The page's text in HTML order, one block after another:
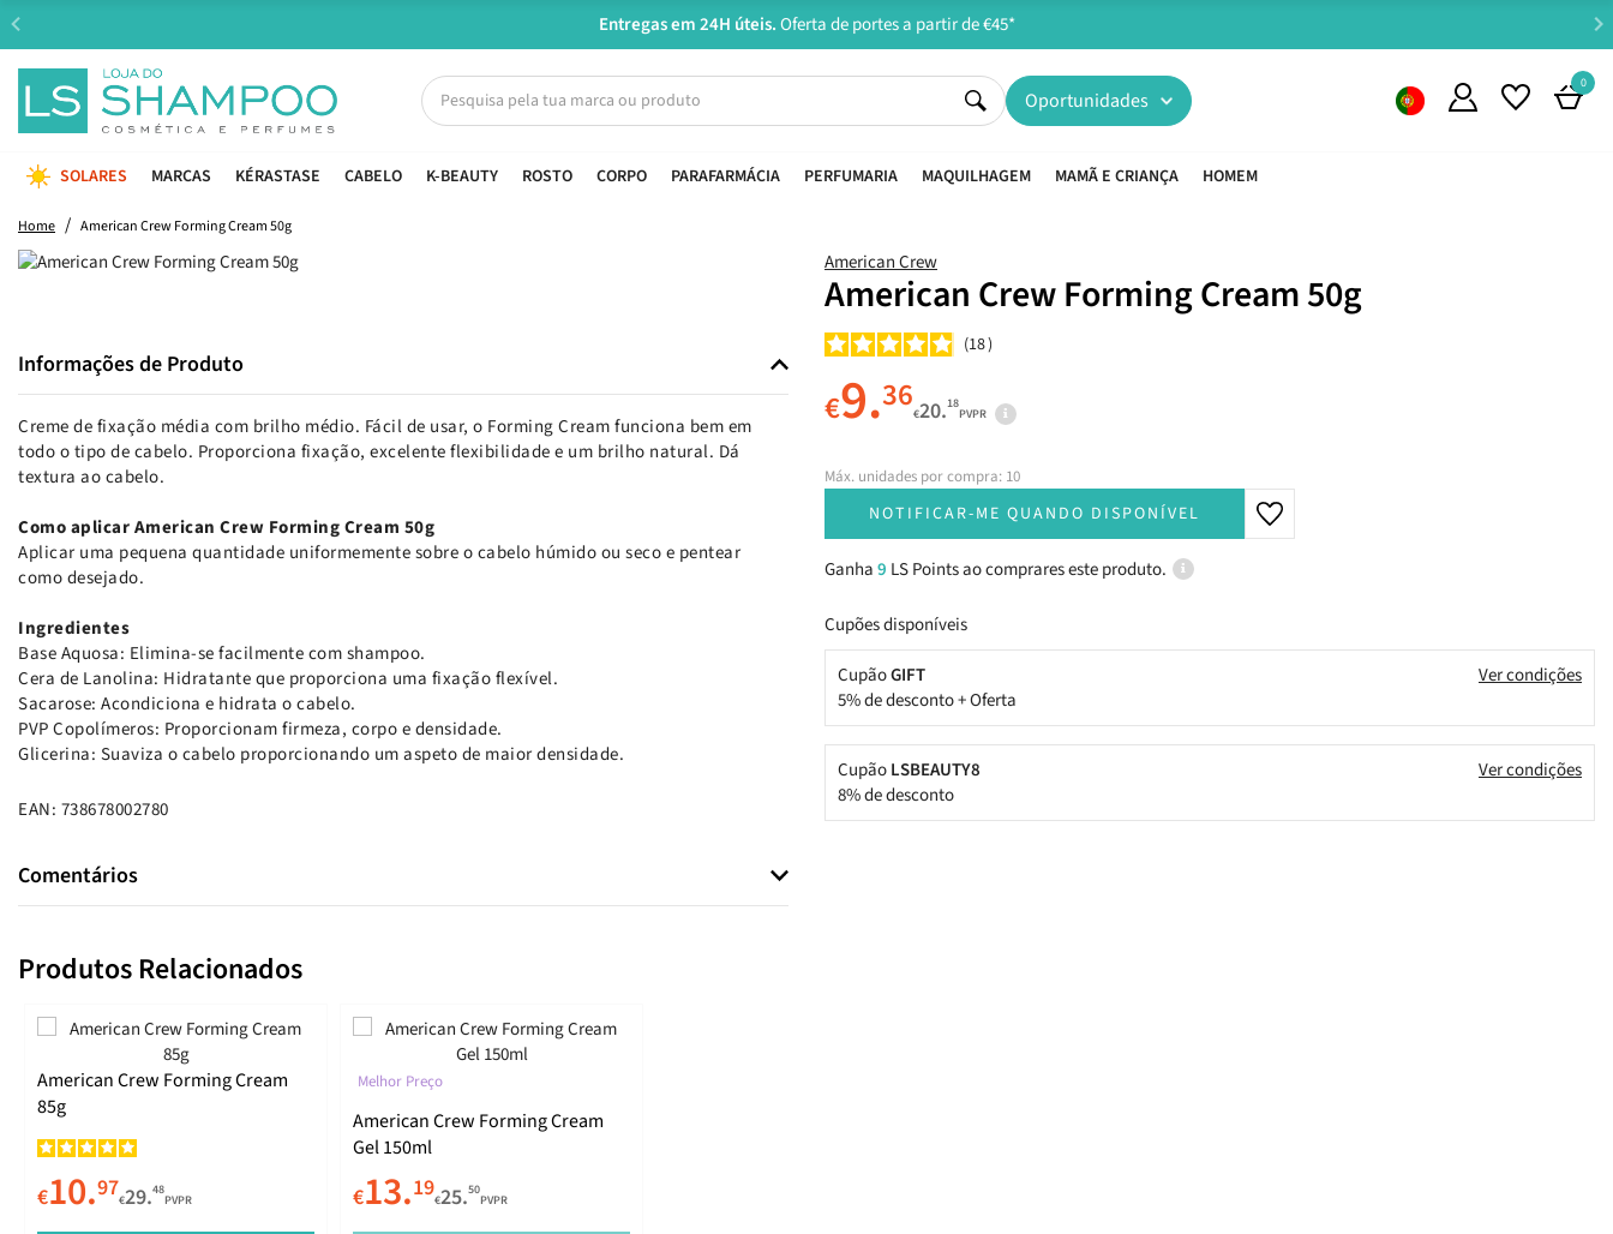
Entregas em 24H úteis.Oferta de portes a partir de €45*
Oportunidades
0
SOLARES MARCAS KÉRASTASE CABELO K-BEAUTY ROSTO CORPO PARAFARMÁCIA PERFUMARIA MAQUILHAGEM MAMÃ E CRIANÇA HOMEM
Home American Crew Forming Cream 50g
Informações de Produto
Creme de fixação média com brilho médio. Fácil de usar, o Forming Cream funciona bem em
todo o tipo de cabelo. Proporciona fixação, excelente flexibilidade e um brilho natural. Dá
textura ao cabelo.
Como aplicar American Crew Forming Cream 50g
Aplicar uma pequena quantidade uniformemente sobre o cabelo húmido ou seco e pentear
como desejado.
Ingredientes
Base Aquosa: Elimina-se facilmente com shampoo.
Cera de Lanolina: Hidratante que proporciona uma fixação flexível.
Sacarose: Acondiciona e hidrata o cabelo.
PVP Copolímeros: Proporcionam firmeza, corpo e densidade.
Glicerina: Suaviza o cabelo proporcionando um aspeto de maior densidade.
EAN: 738678002780
Comentários
American Crew
American Crew Forming Cream 50g
18
€9.36€20.18
PVPR
Máx. unidades por compra: 10
NOTIFICAR-ME QUANDO DISPONÍVEL
Ganha9 LS Points ao comprares este produto.
Cupões disponíveis
CupãoGIFT
5% de desconto + Oferta
Ver condições
CupãoLSBEAUTY8
8% de desconto
Ver condições
Produtos Relacionados
American Crew Forming Cream
85g
€10.97€29.48
PVPR
Melhor Preço
American Crew Forming Cream
Gel 150ml
€13.19€25.50
PVPR